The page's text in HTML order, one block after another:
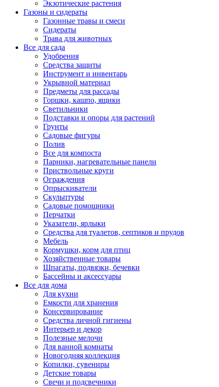
Экзотические растения
Газоны и сидераты
Газонные травы и смеси
Сидераты
Трава для животных
Все для сада
Удобрения
Средства защиты
Инструмент и инвентарь
Укрывной материал
Предметы для рассады
Горшки, кашпо, ящики
Светильники
Подставки и опоры для растений
Грунты
Садовые фигуры
Полив
Все для компоста
Парники, нагревательные панели
Приствольные круги
Ограждения
Опрыскиватели
Скульптуры
Садовые помощники
Перчатки
Указатели, ярлыки
Средства для туалетов, септиков и прудов
Мебель
Кормушки, корм для птиц
Хозяйственные товары
Шпагаты, подвязки, бечевки
Бассейны и аксессуары
Все для дома
Для кухни
Емкости для хранения
Консервирование
Средства личной гигиены
Интерьер и декор
Полезные мелочи
Для ванной комнаты
Новогодняя коллекция
Копилки, сувениры
Детские товары
Свечи и подсвечники